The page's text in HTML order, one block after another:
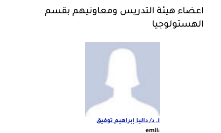
اعضاء هيئة التدريس ومعاونيهم بقسم
الهستولوجيا
ا.د/ داليا إبراهيم توفيق
:emil